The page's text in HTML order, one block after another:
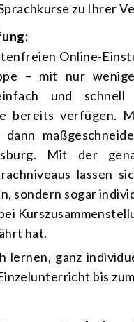
zu Ihrer
Online-
– mit nur
und schnell
bereits verfügen.
Mit der
lassen
sondern sogar
hat.
lernen, ganz
bis